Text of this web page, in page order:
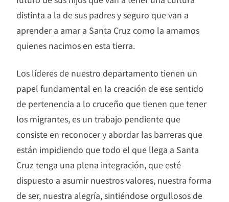
distinta a la de sus padres y seguro que van a
aprender a amar a Santa Cruz como la amamos
quienes nacimos en esta tierra.
Los líderes de nuestro departamento tienen un
papel fundamental en la creación de ese sentido
de pertenencia a lo cruceño que tienen que tener
los migrantes, es un trabajo pendiente que
consiste en reconocer y abordar las barreras que
están impidiendo que todo el que llega a Santa
Cruz tenga una plena integración, que esté
dispuesto a asumir nuestros valores, nuestra forma
de ser, nuestra alegría, sintiéndose orgullosos de